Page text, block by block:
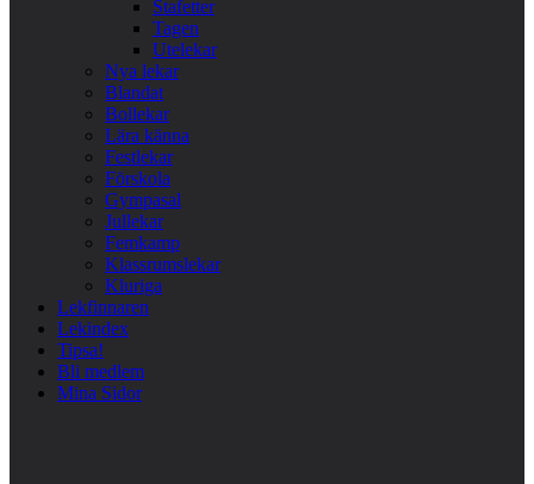
Stafetter
Tagen
Utelekar
Nya lekar
Blandat
Bollekar
Lära känna
Festlekar
Förskola
Gympasal
Jullekar
Femkamp
Klassrumslekar
Kluriga
Lekfinnaren
Lekindex
Tipsa!
Bli medlem
Mina Sidor